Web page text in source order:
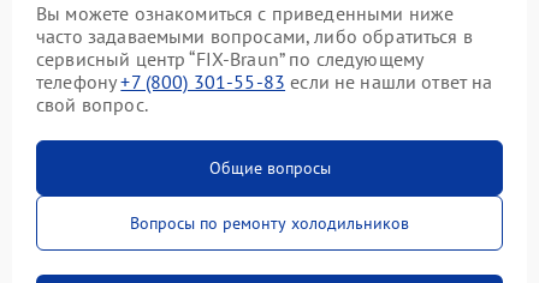
Вы можете ознакомиться с приведенными ниже
часто задаваемыми вопросами, либо обратиться в
сервисный центр “FIX-Braun” по следующему
телефону+7 (800) 301-55-83 если не нашли ответ на
свой вопрос.
Общие вопросы
Вопросы по ремонту холодильников